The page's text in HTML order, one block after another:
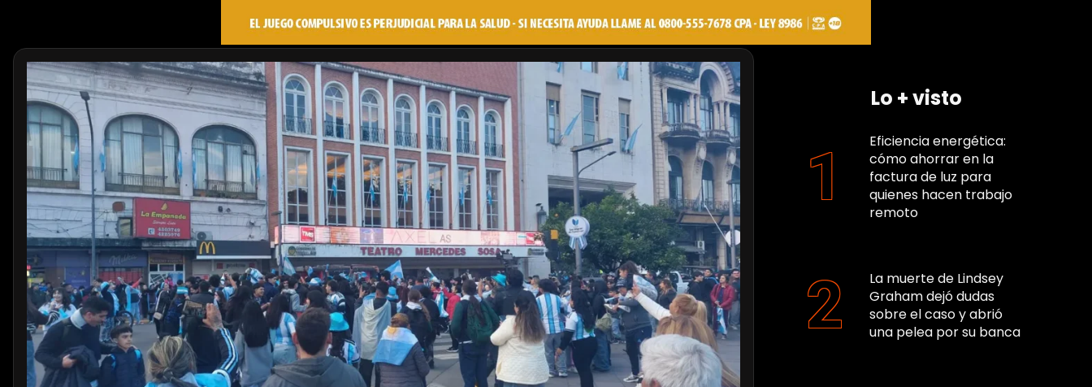
Lo + visto
Eficiencia energética:
cómo ahorrar en la
factura de luz para
quienes hacen trabajo
remoto
La muerte de Lindsey
Graham dejó dudas
sobre el caso y abrió
una pelea por su banca